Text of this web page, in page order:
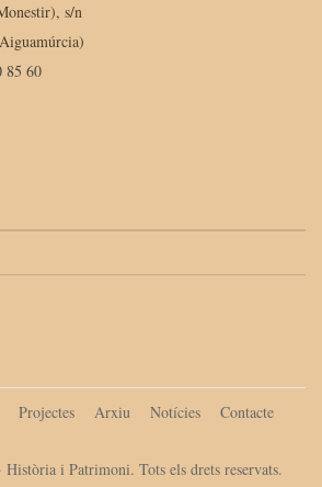
s/n
85 60
Projectes Arxiu Notícies Contacte
i Patrimoni. Tots els drets reservats.